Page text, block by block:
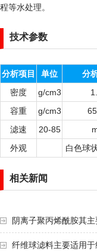
程等水处理。
技术参数
分析项目 单位 分
密度
g/cm3
容重
g/cm3
滤速
20-85
外观
白色球
相关新闻
阴离子聚丙烯酰胺其主
纤维球滤料主要适用